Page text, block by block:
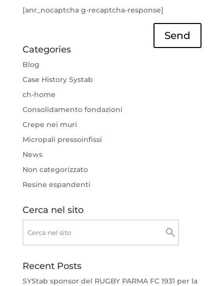
[anr_nocaptcha g-recaptcha-response]
Send
Categories
Blog
Case History Systab
ch-home
Consolidamento fondazioni
Crepe nei muri
Micropali pressoinfissi
News
Non categorizzato
Resine espandenti
Cerca nel sito
Recent Posts
SYStab sponsor del RUGBY PARMA FC 1931 per la